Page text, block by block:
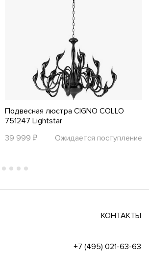
Подвесная люстра CIGNO COLLO
751247 Lightstar
39 999 ₽
Ожидается поступление
КОНТАКТЫ
+7 (495) 021-63-63